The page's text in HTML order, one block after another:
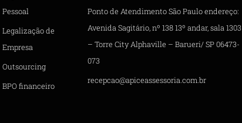
Pessoal
Legalização de
Empresa
Outsourcing
BPO financeiro
Ponto de Atendimento São Paulo endereço:
Avenida Sagitário, nº 138 13º andar, sala 1303
– Torre City Alphaville – Barueri/ SP 06473-
073
recepcao@apiceassessoria.com.br